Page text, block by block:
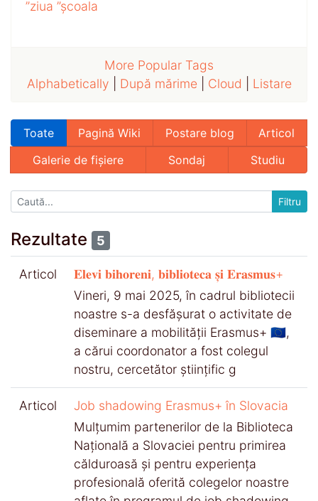
”ziua ”școala
More Popular Tags
Alphabetically
După mărime| Cloud Listare
Toate Pagină Wiki Postare blog
Articol
Galerie de fișiere
Sondaj Studiu
Rezultate 5
Articol
𝐄𝐥𝐞𝐯𝐢 𝐛𝐢𝐡𝐨𝐫𝐞𝐧𝐢, 𝐛𝐢𝐛𝐥𝐢𝐨𝐭𝐞𝐜𝐚 𝐬̦𝐢 𝐄𝐫𝐚𝐬𝐦𝐮𝐬+
Vineri, 9 mai 2025, în cadrul bibliotecii
noastre s-a desfășurat o activitate de
diseminare a mobilității Erasmus+ 🇪🇺,
a cărui coordonator a fost colegul
nostru, cercetător științific g
Articol
Job shadowing Erasmus+ în Slovacia
Mulțumim partenerilor de la Biblioteca
Națională a Slovaciei pentru primirea
călduroasă și pentru experiența
profesională oferită colegelor noastre